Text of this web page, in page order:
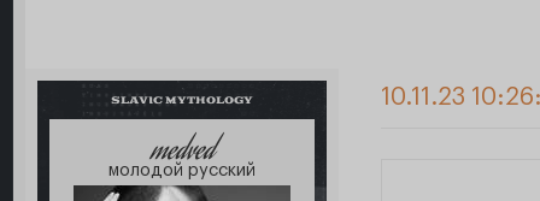
SLAVIC MYTHOLOGY
medved
молодой русский
10.11.23